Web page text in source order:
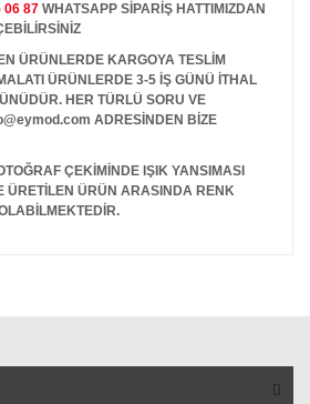
06 87 WHATSAPP SİPARİŞ HATTIMIZDAN
KARGOYA TESLİM
ÜRÜNLERDE 3-5 İŞ GÜNÜ İTHAL
HER TÜRLÜ SORU VE
ADRESİNDEN BİZE
ÇEKİMİNDE IŞIK YANSIMASI
ÜRETİLEN ÜRÜN ARASINDA RENK